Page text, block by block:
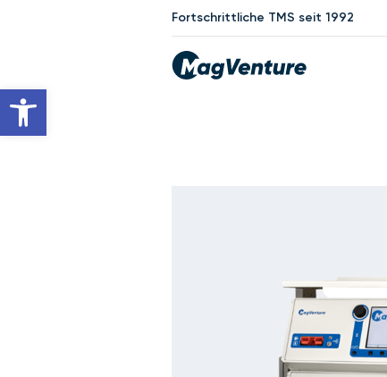
Werkzeugleiste öffnen
Fortschrittliche TMS seit 1992